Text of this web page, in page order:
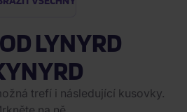
LYNYRD
trefí i následující kusovky.